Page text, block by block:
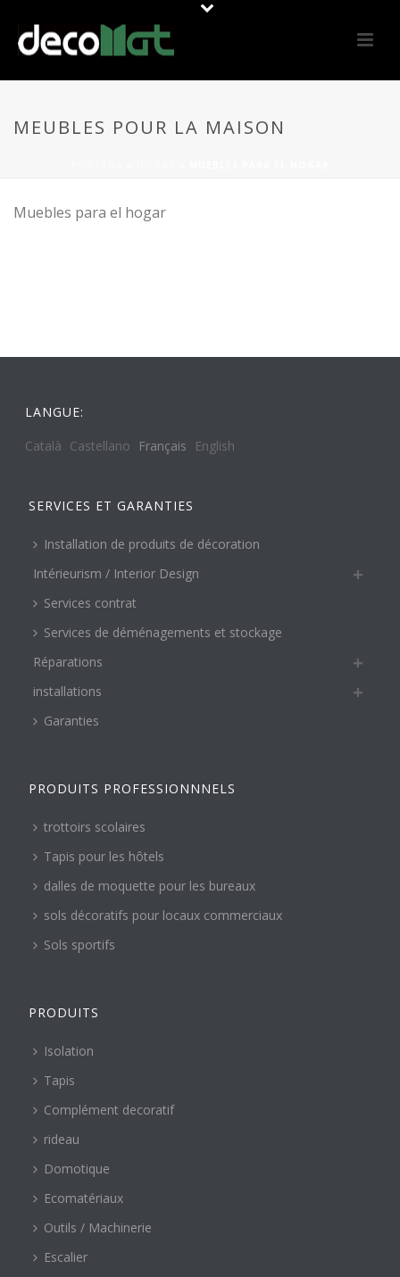
MEUBLES POUR LA MAISON
Muebles para el hogar
LANGUE:
Català Castellano Français English
SERVICES ET GARANTIES
Installation de produits de décoration
Intérieurism / Interior Design
Services contrat
Services de déménagements et stockage
Réparations
installations
Garanties
PRODUITS PROFESSIONNNELS
trottoirs scolaires
Tapis pour les hôtels
dalles de moquette pour les bureaux
sols décoratifs pour locaux commerciaux
Sols sportifs
PRODUITS
Isolation
Tapis
Complément decoratif
rideau
Domotique
Ecomatériaux
Outils / Machinerie
Escalier